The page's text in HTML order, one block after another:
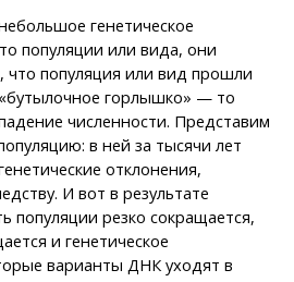
генетическое
популяции или вида, они
популяция или вид прошли
горлышко» — то
численности. Представим
в ней за тысячи лет
отклонения,
И вот в результате
популяции резко сокращается,
и генетическое
варианты ДНК уходят в